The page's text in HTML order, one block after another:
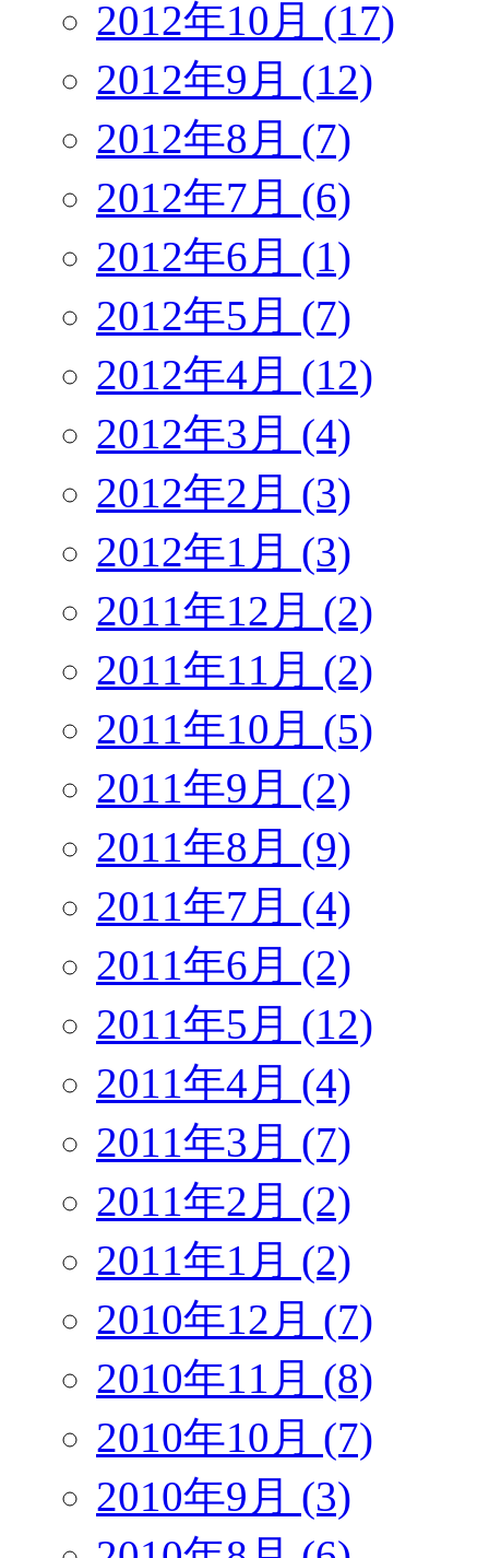
2012年10月 (17)
2012年9月 (12)
2012年8月 (7)
2012年7月 (6)
2012年6月 (1)
2012年5月 (7)
2012年4月 (12)
2012年3月 (4)
2012年2月 (3)
2012年1月 (3)
2011年12月 (2)
2011年11月 (2)
2011年10月 (5)
2011年9月 (2)
2011年8月 (9)
2011年7月 (4)
2011年6月 (2)
2011年5月 (12)
2011年4月 (4)
2011年3月 (7)
2011年2月 (2)
2011年1月 (2)
2010年12月 (7)
2010年11月 (8)
2010年10月 (7)
2010年9月 (3)